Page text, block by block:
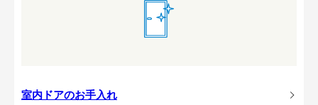
室内ドアのお手入れ